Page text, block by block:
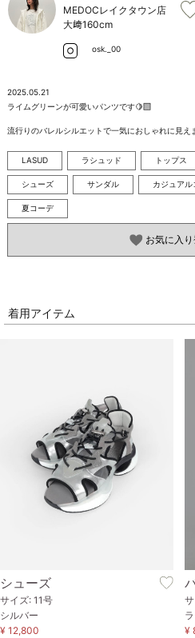
MEDOCレイクタウン店
大﨑160cm
osk._00
2025.05.21
ライムグリーンが可愛いパンツです🍋‍🟩
流行りのバレルシルエットで一気におしゃれに見え
LASUD ラシュッド トップス
シューズ サンダル カジュアル
夏コーデ
お気に入
着用アイテム
シューズ
サイズ: 11号
シルバー
¥ 12,800
¥